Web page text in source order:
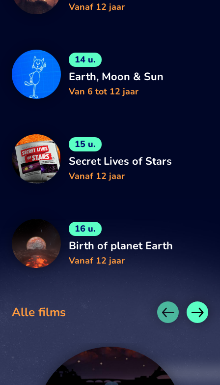
Vanaf 12 jaar
14 u.
Earth, Moon & Sun
Van 6 tot 12 jaar
15 u.
Secret Lives of Stars
Vanaf 12 jaar
16 u.
Birth of planet Earth
Vanaf 12 jaar
Alle films